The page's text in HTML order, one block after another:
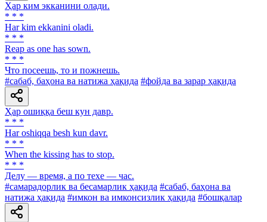
Ҳар ким экканини олади.
* * *
Har kim ekkanini oladi.
* * *
Reap as one has sown.
* * *
Что посеешь, то и пожнешь.
#сабаб, баҳона ва натижа ҳақида #фойда ва зарар ҳақида
Ҳар ошиққа беш кун давр.
* * *
Har oshiqqa besh kun davr.
* * *
When the kissing has to stop.
* * *
Делу — время, а по техе — час.
#самарадорлик ва бесамарлик ҳақида #сабаб, баҳона ва
натижа ҳақида #имкон ва имконсизлик ҳақида #бошқалар